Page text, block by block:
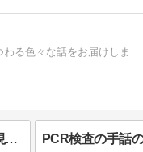
る色々な話をお届けしま
疫学調査の手話のやり方は？単語表現を動画で解説します！